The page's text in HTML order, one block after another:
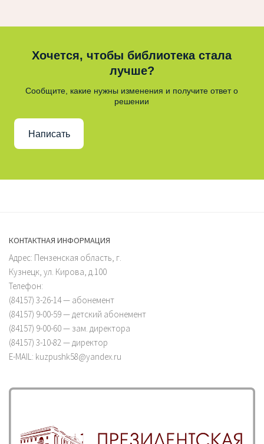
Хочется, чтобы библиотека стала
лучше?
Сообщите, какие нужны изменения и получите ответ о
решении
Написать
КОНТАКТНАЯ ИНФОРМАЦИЯ
Адрес: Пензенская область, г.
Кузнецк, ул. Кирова, д.100
Телефон:
(84157) 3-26-14 — абонемент
(84157) 9-00-59 — детский абонемент
(84157) 9-00-60 — зам. директора
(84157) 3-10-82 — директор
E-MAIL: kuzpushk58@yandex.ru